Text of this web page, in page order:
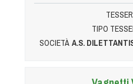
TIPO
SOCIETÀ A.S.